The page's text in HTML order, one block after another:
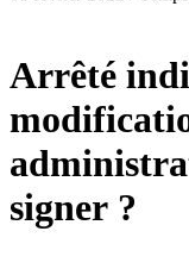
Arrêté
signer ?